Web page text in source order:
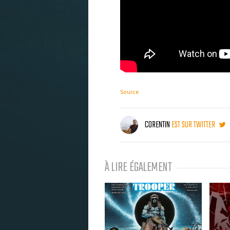
Source
CORENTINEST SUR TWITTER
À LIRE ÉGALEMENT